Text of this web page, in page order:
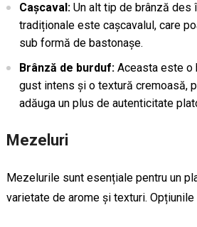
Cașcaval:Un alt tip de brânză des
tradiționale este cașcavalul, care
sub formă de bastonașe.
Brânză de burduf:Aceasta este o
gust intens și o textură cremoasă,
adăuga un plus de autenticitate
Mezeluri
Mezelurile sunt esențiale pentru un
varietate de arome și texturi. Opțiunile